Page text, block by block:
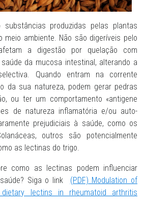
produzidas pelas plantas
meio ambiente. Não são digeríveis pelo
a digestão por quelação com
da mucosa intestinal, alterando a
Quando entram na corrente
da sua natureza, podem gerar pedras
ou ter um comportamento «antigene
de natureza inflamatória e/ou auto-
prejudiciais à saúde, como os
outros são potencialmente
as lectinas do trigo.
como as lectinas podem influenciar
Siga o link (PDF) Modulation of
lectins in rheumatoid arthritis